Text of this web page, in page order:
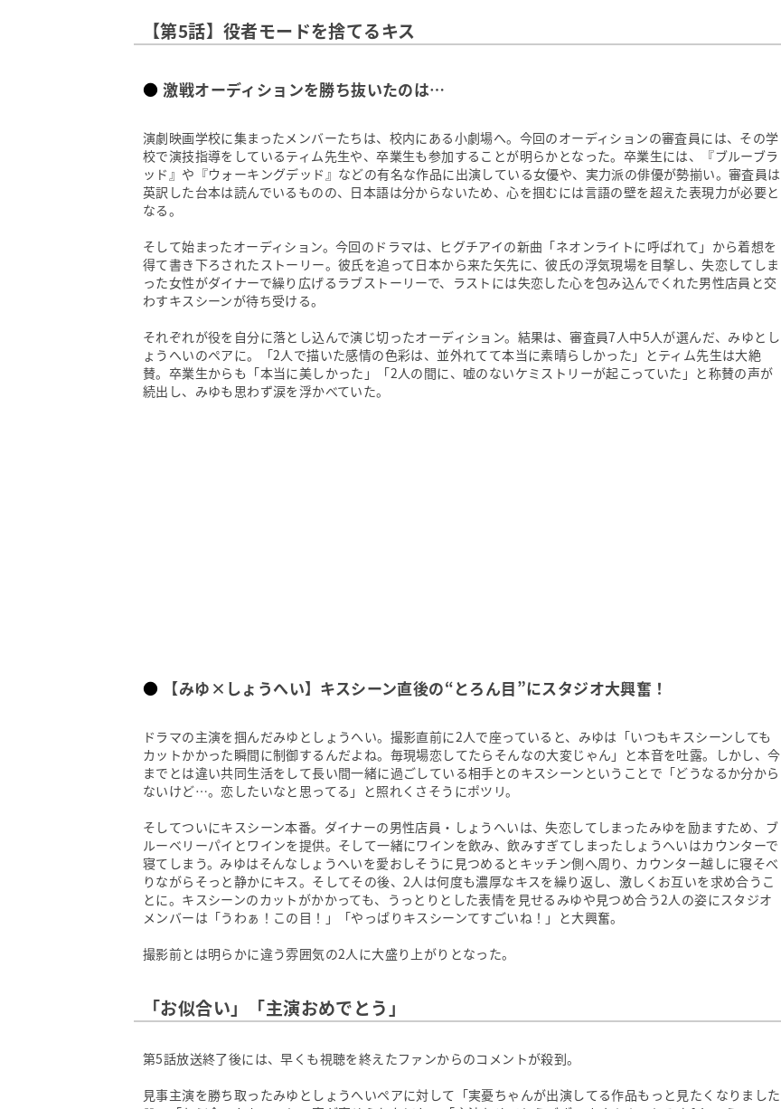
【第5話】役者モードを捨てるキス
激戦オーディションを勝ち抜いたのは…
演劇映画学校に集まったメンバーたちは、校内にある小劇場へ。今回のオーディションの審査員には、その学
校で演技指導をしているティム先生や、卒業生も参加することが明らかとなった。卒業生には、『ブルーブラ
ッド』や『ウォーキングデッド』などの有名な作品に出演している女優や、実力派の俳優が勢揃い。審査員は
英訳した台本は読んでいるものの、日本語は分からないため、心を掴むには言語の壁を超えた表現力が必要と
なる。
そして始まったオーディション。今回のドラマは、ヒグチアイの新曲「ネオンライトに呼ばれて」から着想を
得て書き下ろされたストーリー。彼氏を追って日本から来た矢先に、彼氏の浮気現場を目撃し、失恋してしま
った女性がダイナーで繰り広げるラブストーリーで、ラストには失恋した心を包み込んでくれた男性店員と交
わすキスシーンが待ち受ける。
それぞれが役を自分に落とし込んで演じ切ったオーディション。結果は、審査員7人中5人が選んだ、みゆとし
ょうへいのペアに。「2人で描いた感情の色彩は、並外れてて本当に素晴らしかった」とティム先生は大絶
賛。卒業生からも「本当に美しかった」「2人の間に、嘘のないケミストリーが起こっていた」と称賛の声が
続出し、みゆも思わず涙を浮かべていた。
【みゆ×しょうへい】キスシーン直後の“とろん目”にスタジオ大興奮！
ドラマの主演を掴んだみゆとしょうへい。撮影直前に2人で座っていると、みゆは「いつもキスシーンしても
カットかかった瞬間に制御するんだよね。毎現場恋してたらそんなの大変じゃん」と本音を吐露。しかし、今
までとは違い共同生活をして長い間一緒に過ごしている相手とのキスシーンということで「どうなるか分から
ないけど…。恋したいなと思ってる」と照れくさそうにポツリ。
そしてついにキスシーン本番。ダイナーの男性店員・しょうへいは、失恋してしまったみゆを励ますため、ブ
ルーベリーパイとワインを提供。そして一緒にワインを飲み、飲みすぎてしまったしょうへいはカウンターで
寝てしまう。みゆはそんなしょうへいを愛おしそうに見つめるとキッチン側へ周り、カウンター越しに寝そべ
りながらそっと静かにキス。そしてその後、2人は何度も濃厚なキスを繰り返し、激しくお互いを求め合うこ
とに。キスシーンのカットがかかっても、うっとりとした表情を見せるみゆや見つめ合う2人の姿にスタジオ
メンバーは「うわぁ！この目！」「やっぱりキスシーンてすごいね！」と大興奮。
撮影前とは明らかに違う雰囲気の2人に大盛り上がりとなった。
「お似合い」「主演おめでとう」
第5話放送終了後には、早くも視聴を終えたファンからのコメントが殺到。
見事主演を勝ち取ったみゆとしょうへいペアに対して「実憂ちゃんが出演してる作品もっと見たくなりました